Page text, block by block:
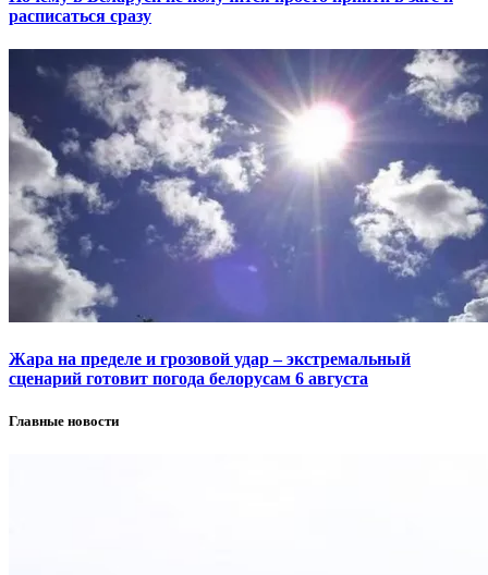
расписаться сразу
Жара на пределе и грозовой удар – экстремальный
сценарий готовит погода белорусам 6 августа
Главные новости